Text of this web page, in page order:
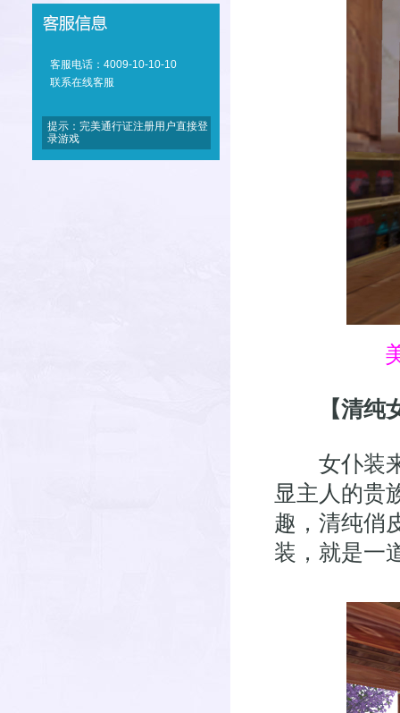
客服电话：4009-10-10-10
联系在线客服
提示：完美通行证注册用户直接登
录游戏
【清纯
女仆装来
显主人的贵
趣，清纯俏
装，就是一